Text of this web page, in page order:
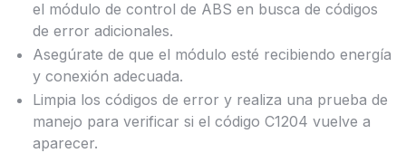
el módulo de control de ABS en busca de códigos
de error adicionales.
Asegúrate de que el módulo esté recibiendo energía
y conexión adecuada.
Limpia los códigos de error y realiza una prueba de
manejo para verificar si el código C1204 vuelve a
aparecer.